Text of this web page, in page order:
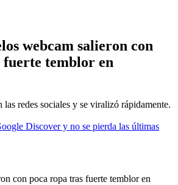
webcam salieron con
fuerte temblor en
redes sociales y se viralizó rápidamente.
Discover y no se pierda las últimas
con poca ropa tras fuerte temblor en